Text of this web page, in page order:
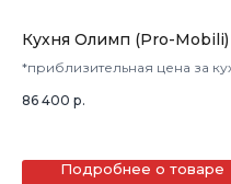
Кухня Олимп (Pro-Mobili)
*приблизительная цена за
86 400 р.
Подробнее о товаре